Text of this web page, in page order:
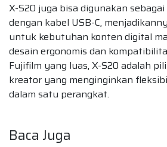
X-S20 juga bisa digunakan
dengan kabel USB-C,
untuk kebutuhan konten digital
desain ergonomis dan
Fujifilm yang luas, X-S20 adalah
kreator yang menginginkan
dalam satu perangkat.
Baca Juga